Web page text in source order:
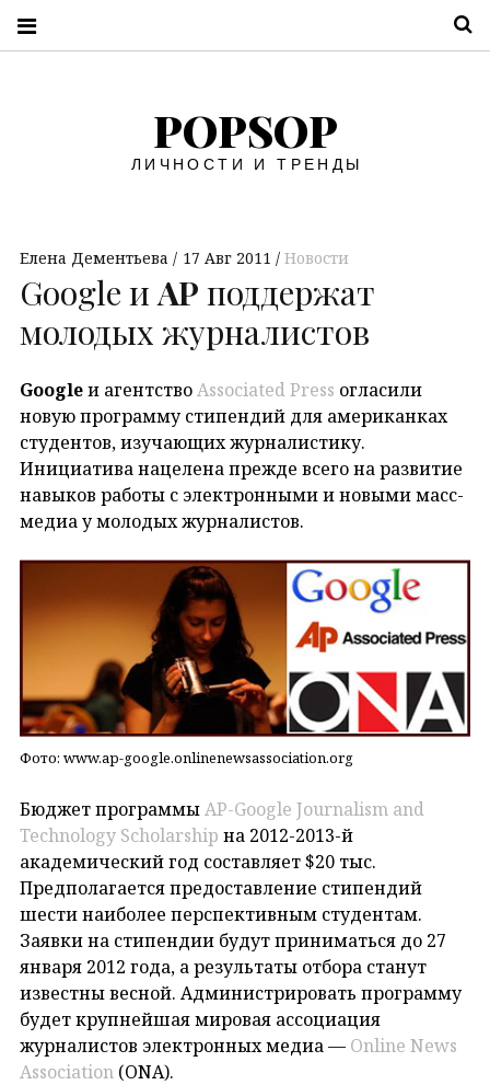
POPSOP
ЛИЧНОСТИ И ТРЕНДЫ
Елена Дементьева 17 Авг 2011 Новости
Google иAP поддержат
молодых журналистов
Googleи агентствоAssociated Press огласили
новую программу стипендий для американках
студентов, изучающих журналистику.
Инициатива нацелена прежде всего на развитие
навыков работы с электронными и новыми масс-
медиа у молодых журналистов.
Фото: www.ap-google.onlinenewsassociation.org
Бюджет программыAP-Google Journalism and
Technology Scholarship на 2012-2013-й
академический год составляет $20 тыс.
Предполагается предоставление стипендий
шести наиболее перспективным студентам.
Заявки на стипендии будут приниматься до 27
января 2012 года, а результаты отбора станут
известны весной. Администрировать программу
будет крупнейшая мировая ассоциация
журналистов электронных медиа — Online News
Association (ONA).